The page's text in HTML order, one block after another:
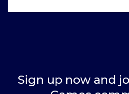
Sign up now and